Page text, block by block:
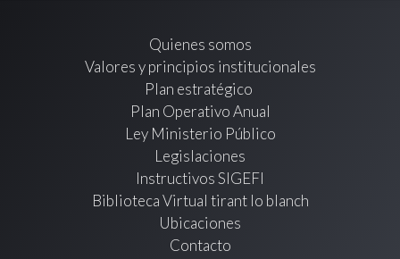
Quienes somos
Valores y principios institucionales
Plan estratégico
Plan Operativo Anual
Ley Ministerio Público
Legislaciones
Instructivos SIGEFI
Biblioteca Virtual tirant lo blanch
Ubicaciones
Contacto